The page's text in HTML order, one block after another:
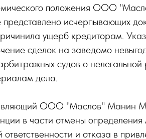
положения ООО
исчерпывающих
ущерб кредиторам.
сделок на заведомо
судов о
дела.
ООО "Маслов" Манин
в части отмены
и отказа в